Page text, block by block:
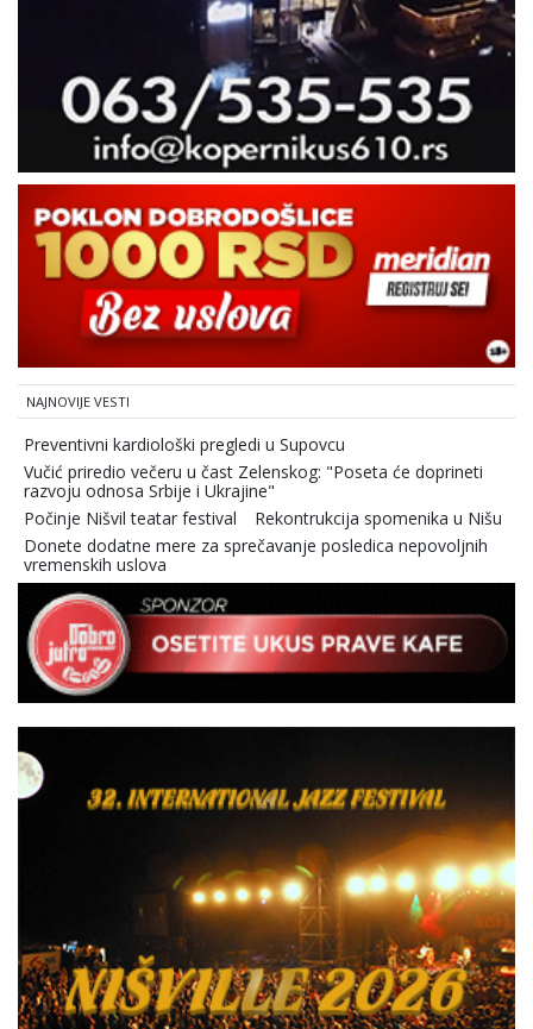
NAJNOVIJE VESTI
Preventivni kardiološki pregledi u Supovcu
Vučić priredio večeru u čast Zelenskog: "Poseta će doprineti
razvoju odnosa Srbije i Ukrajine"
Počinje Nišvil teatar festival
Rekontrukcija spomenika u Nišu
Donete dodatne mere za sprečavanje posledica nepovoljnih
vremenskih uslova